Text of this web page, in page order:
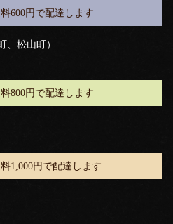
600円で配達します
、松山町）
800円で配達します
1,000円で配達します